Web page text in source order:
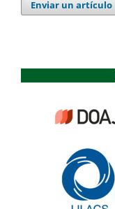
Enviar un artículo